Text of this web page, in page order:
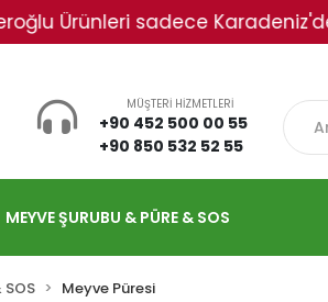
Ürünleri sadece Karadeniz'de
MÜŞTERİ HİZMETLERİ
+90 452 500 00 55
+90 850 532 52 55
MEYVE ŞURUBU & PÜRE & SOS
SOS Meyve Püresi